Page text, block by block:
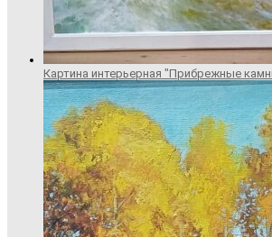
Картина интерьерная "Прибрежные